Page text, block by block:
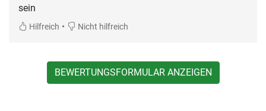
sein
Hilfreich • Nicht hilfreich
BEWERTUNGSFORMULAR ANZEIGEN